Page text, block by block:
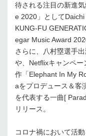
待される注目の新進
e 2020」として
KUNG-FU
egar Music Award
さらに、八村塁選手
や、Netflixキャンペ
作「Elephant In My
aをプロデュース＆客
を代表する一曲[
リリース。
コロナ禍において活